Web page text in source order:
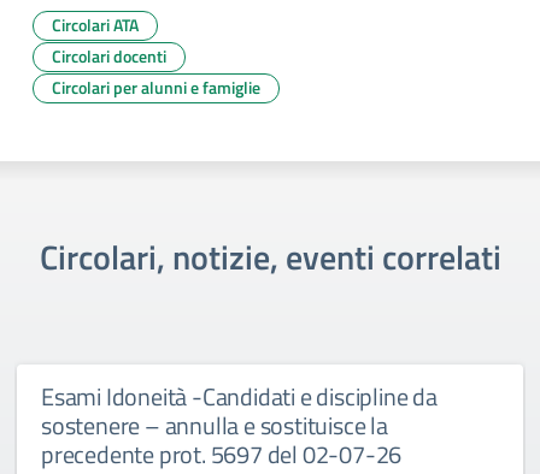
Circolari ATA
Circolari docenti
Circolari per alunni e famiglie
Circolari, notizie, eventi correlati
Esami Idoneità -Candidati e discipline da
sostenere – annulla e sostituisce la
precedente prot. 5697 del 02-07-26